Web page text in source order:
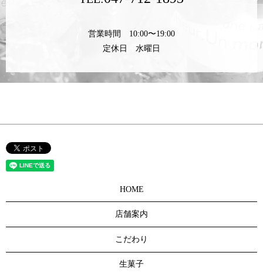
営業時間 10:00〜19:00
定休日 水曜日
HOME
店舗案内
こだわり
生菓子